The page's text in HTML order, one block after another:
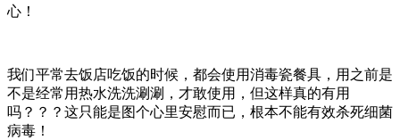
心！
我们平常去饭店吃饭的时候，都会使用消毒瓷餐具，用之前是
不是经常用热水洗洗涮涮，才敢使用，但这样真的有用
吗？？？这只能是图个心里安慰而已，根本不能有效杀死细菌
病毒！